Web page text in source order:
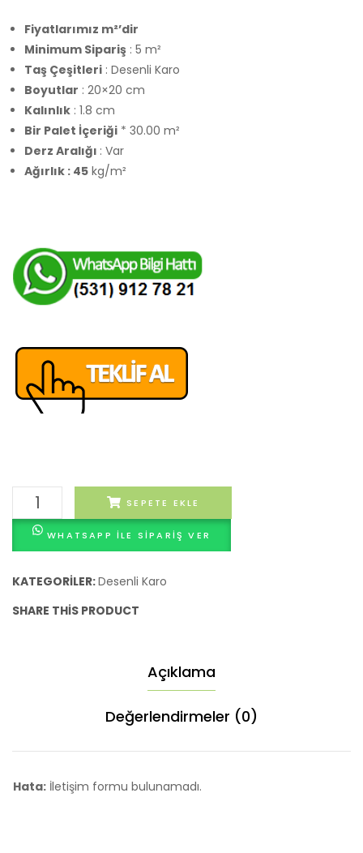
Fiyatlarımız m²’dir
Minimum Sipariş : 5 m²
Taş Çeşitleri : Desenli Karo
Boyutlar : 20×20 cm
Kalınlık : 1.8 cm
Bir Palet İçeriği * 30.00 m²
Derz Aralığı : Var
Ağırlık : 45 kg/m²
Menzilli
adet
SEPETE EKLE
WHATSAPP ILE SIPARIŞ VER
KATEGORILER:Desenli Karo
SHARE THIS PRODUCT
Açıklama
Değerlendirmeler (0)
Hata: İletişim formu bulunamadı.